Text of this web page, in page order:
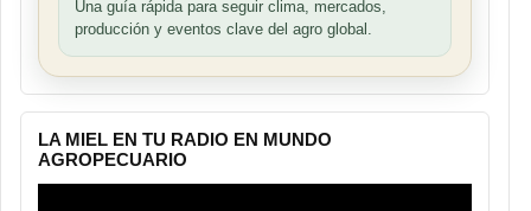
Una guía rápida para seguir clima, mercados,
producción y eventos clave del agro global.
LA MIEL EN TU RADIO EN MUNDO
AGROPECUARIO